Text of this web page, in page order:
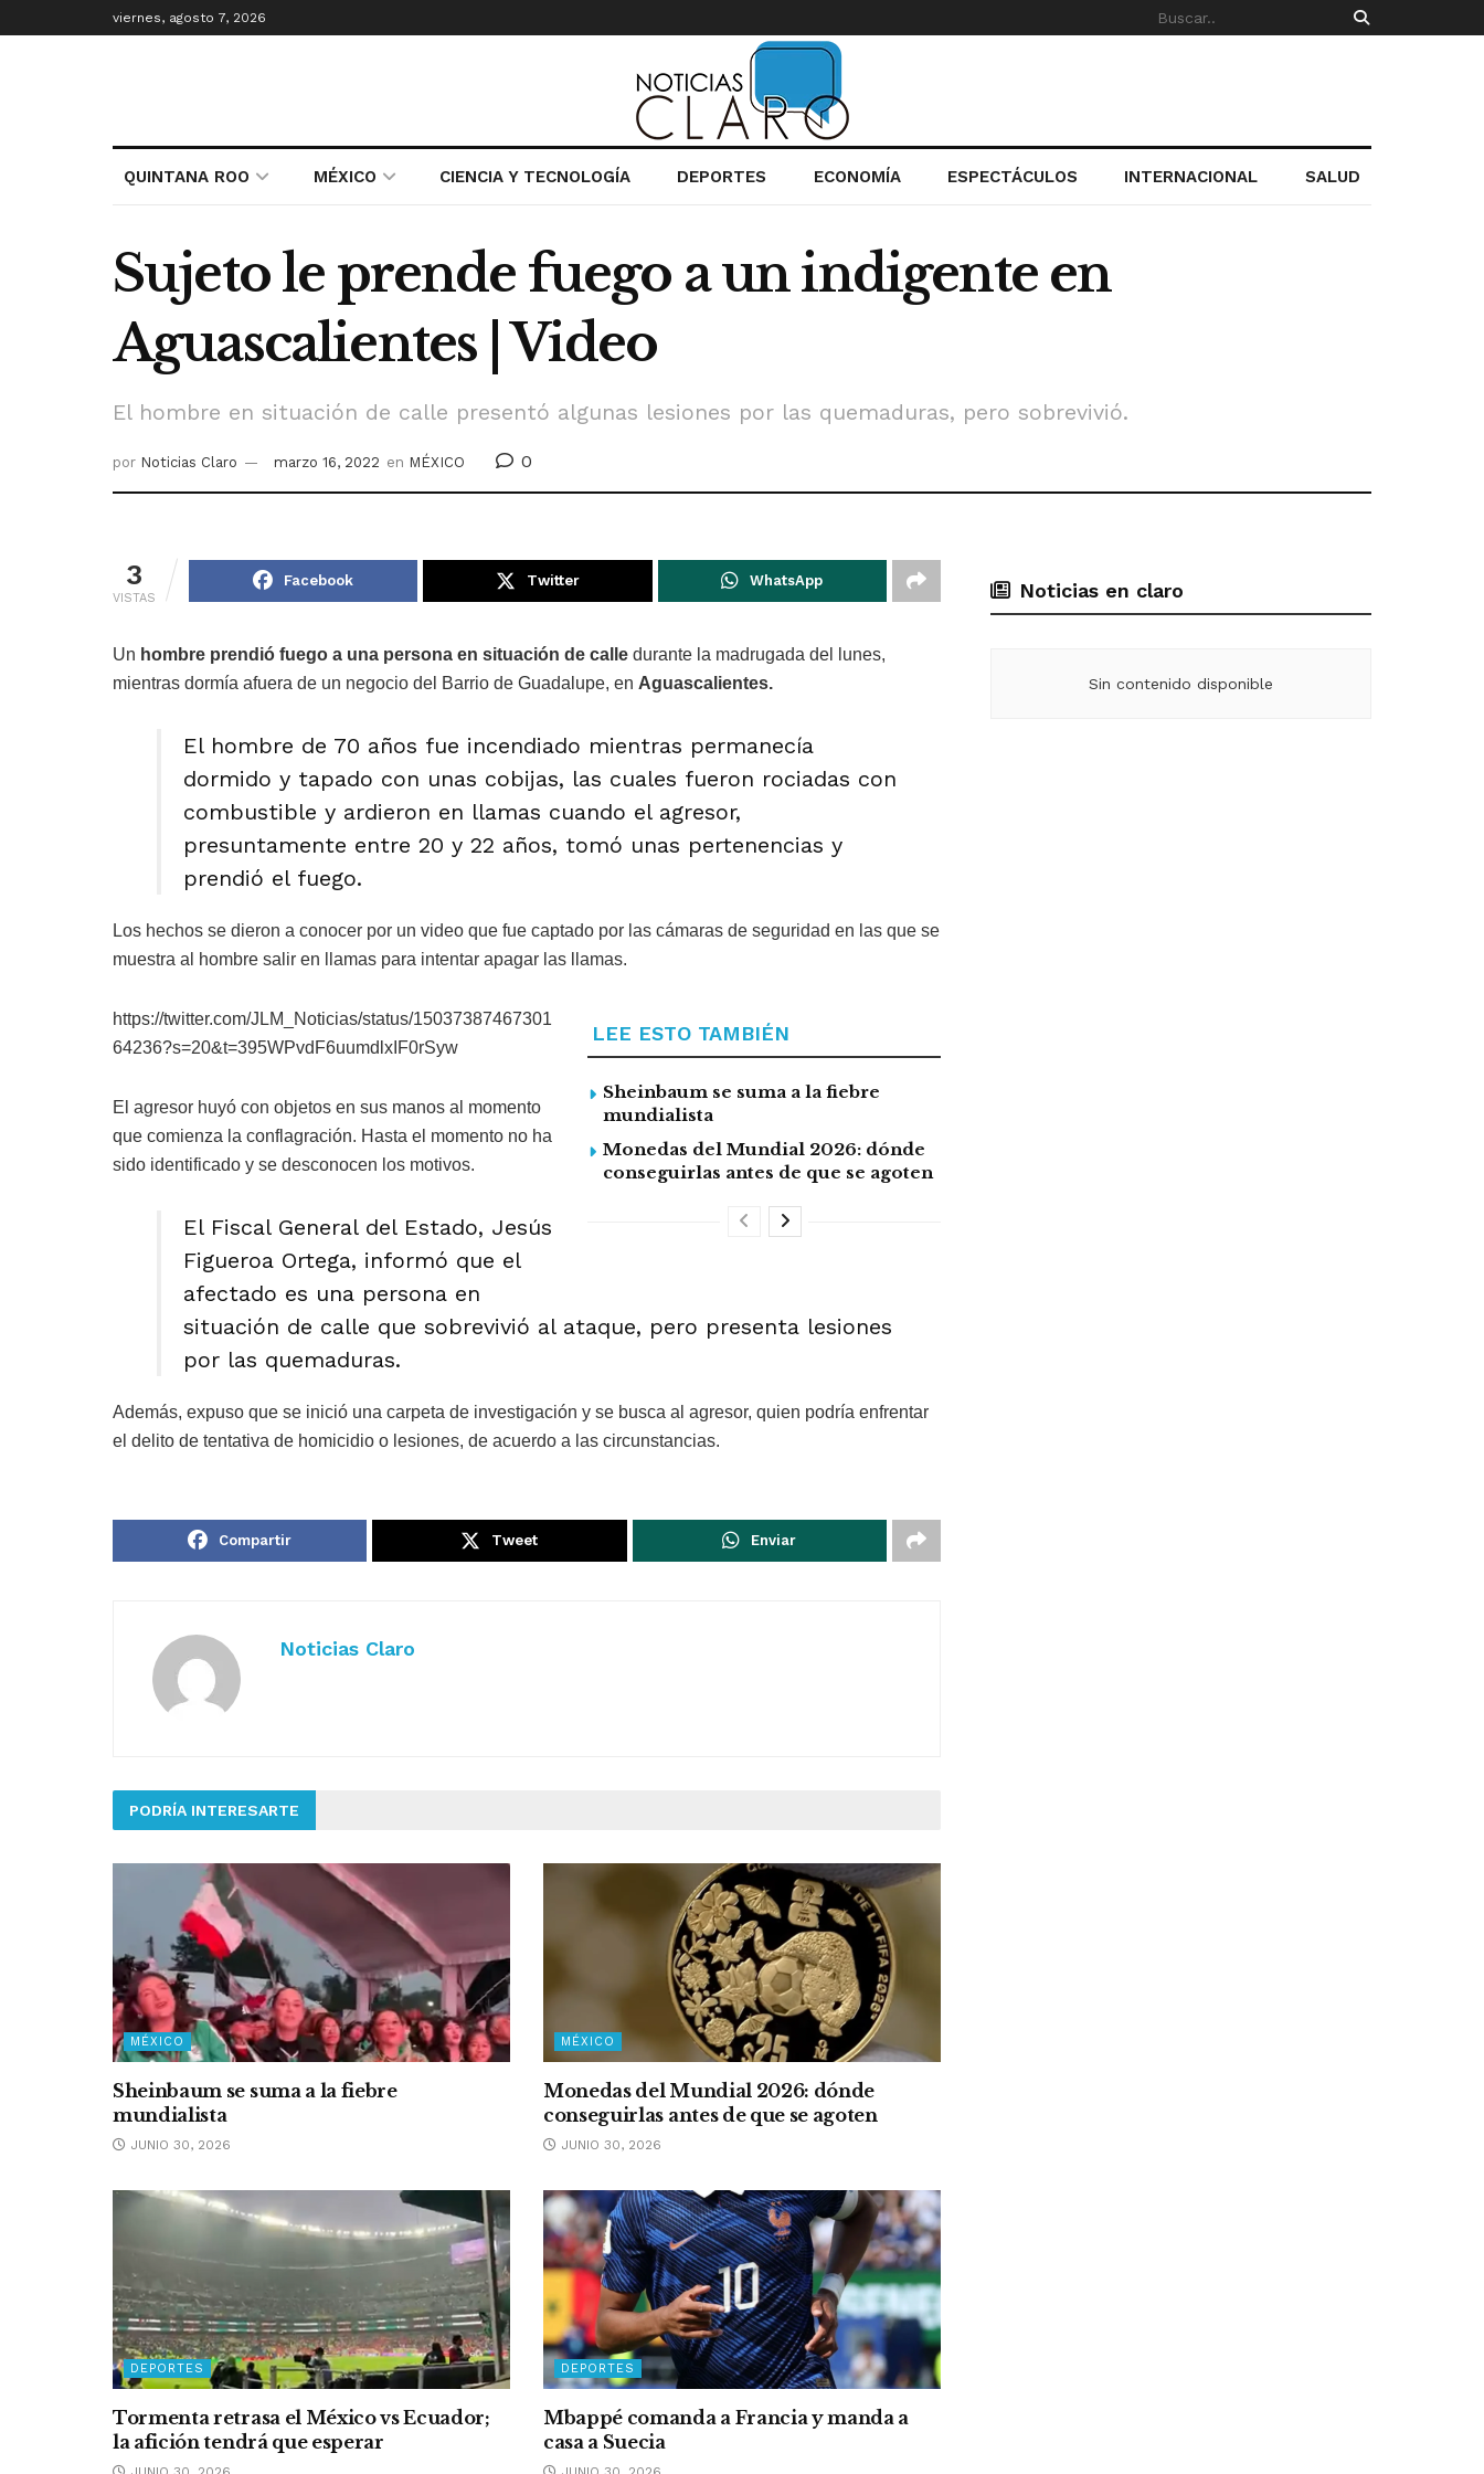
viernes, agosto 7, 2026
QUINTANA ROO MÉXICO CIENCIA Y TECNOLOGÍA DEPORTES ECONOMÍA ESPECTÁCULOS INTERNACIONAL SALUD
Sujeto le prende fuego a un indigente en
Aguascalientes | Video
El hombre en situación de calle presentó algunas lesiones por las quemaduras, pero sobrevivió.
por Noticias Claro marzo 16, 2022 en MÉXICO 0
3
VISTAS
Facebook Twitter WhatsApp
Un hombre prendió fuego a una persona en situación de calle durante la madrugada del lunes,
mientras dormía afuera de un negocio del Barrio de Guadalupe, en Aguascalientes.
El hombre de 70 años fue incendiado mientras permanecía
dormido y tapado con unas cobijas, las cuales fueron rociadas con
combustible y ardieron en llamas cuando el agresor,
presuntamente entre 20 y 22 años, tomó unas pertenencias y
prendió el fuego.
Los hechos se dieron a conocer por un video que fue captado por las cámaras de seguridad en las que se
muestra al hombre salir en llamas para intentar apagar las llamas.
LEE ESTO TAMBIÉN
Sheinbaum se suma a la fiebre
mundialista
Monedas del Mundial 2026: dónde
conseguirlas antes de que se agoten
https://twitter.com/JLM_Noticias/status/15037387467301
64236?s=20&t=395WPvdF6uumdlxIF0rSyw
El agresor huyó con objetos en sus manos al momento
que comienza la conflagración. Hasta el momento no ha
sido identificado y se desconocen los motivos.
El Fiscal General del Estado, Jesús
Figueroa Ortega, informó que el
afectado es una persona en
situación de calle que sobrevivió al ataque, pero presenta lesiones
por las quemaduras.
Además, expuso que se inició una carpeta de investigación y se busca al agresor, quien podría enfrentar
el delito de tentativa de homicidio o lesiones, de acuerdo a las circunstancias.
Compartir Tweet Enviar
Noticias Claro
PODRÍA INTERESARTE
MÉXICO
Sheinbaum se suma a la fiebre
mundialista
JUNIO 30, 2026
MÉXICO
Monedas del Mundial 2026: dónde
conseguirlas antes de que se agoten
JUNIO 30, 2026
DEPORTES
Tormenta retrasa el México vs Ecuador;
la afición tendrá que esperar
DEPORTES
Mbappé comanda a Francia y manda a
casa a Suecia
Noticias en claro
Sin contenido disponible